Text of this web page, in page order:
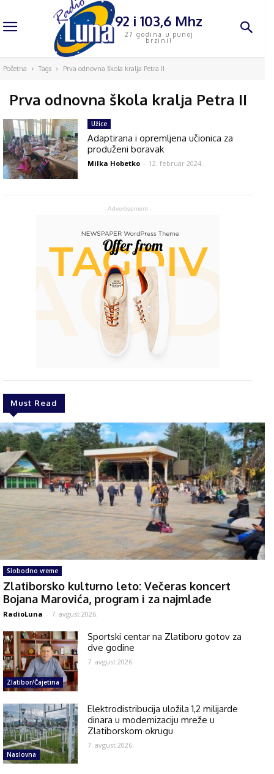
92 i 103,6 Mhz
27 godina u punoj
brzini!
Početna Tags Prva odnovna škola kralja Petra II
Prva odnovna škola kralja Petra II
- Advertisement -
Must Read
Slobodno vreme
Zlatiborsko kulturno leto: Večeras koncert
Bojana Marovića, program i za najmlađe
RadioLuna - 7. avgust 2026.
Zlatibor/Čajetina
Sportski centar na Zlatiboru gotov za
dve godine
7. avgust 2026.
Naslovna
Elektrodistribucija uložila 1,2 milijarde
dinara u modernizaciju mreže u
Zlatiborskom okrugu
7. avgust 2026.
Užice
Adaptirana i opremljena učionica za
produženi boravak
Milka Hobetko - 12. februar 2024.